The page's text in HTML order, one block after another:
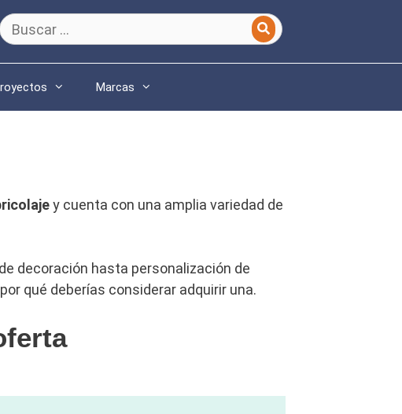
Buscar:
Marcas
y cuenta con una amplia variedad de
decoración hasta personalización de
qué deberías considerar adquirir una.